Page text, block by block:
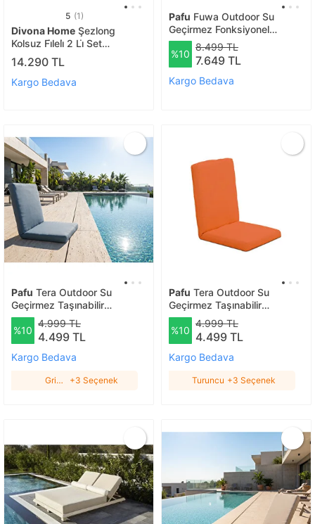
5 (1)
Divona Home Şezlong
Kolsuz Fi̇leli̇ 2 Li̇ Set
Cappuci̇no Renk
14.290 TL
Kargo Bedava
Pafu Fuwa Outdoor Su
Geçirmez Fonksiyonel
Mekanizmalı Şezlong -
Antrasit
%10
8.499 TL
7.649 TL
Kargo Bedava
Pafu Tera Outdoor Su
Geçirmez Taşınabilir
Mekanizmalı Şezlong - Gri-
mavi Gri Mavi
%10
4.999 TL
4.499 TL
Kargo Bedava
Gri
+3 Seçenek
Pafu Tera Outdoor Su
Geçirmez Taşınabilir
Mekanizmalı Şezlong -
Turuncu Turuncu
%10
4.999 TL
4.499 TL
Kargo Bedava
Turuncu +3 Seçenek